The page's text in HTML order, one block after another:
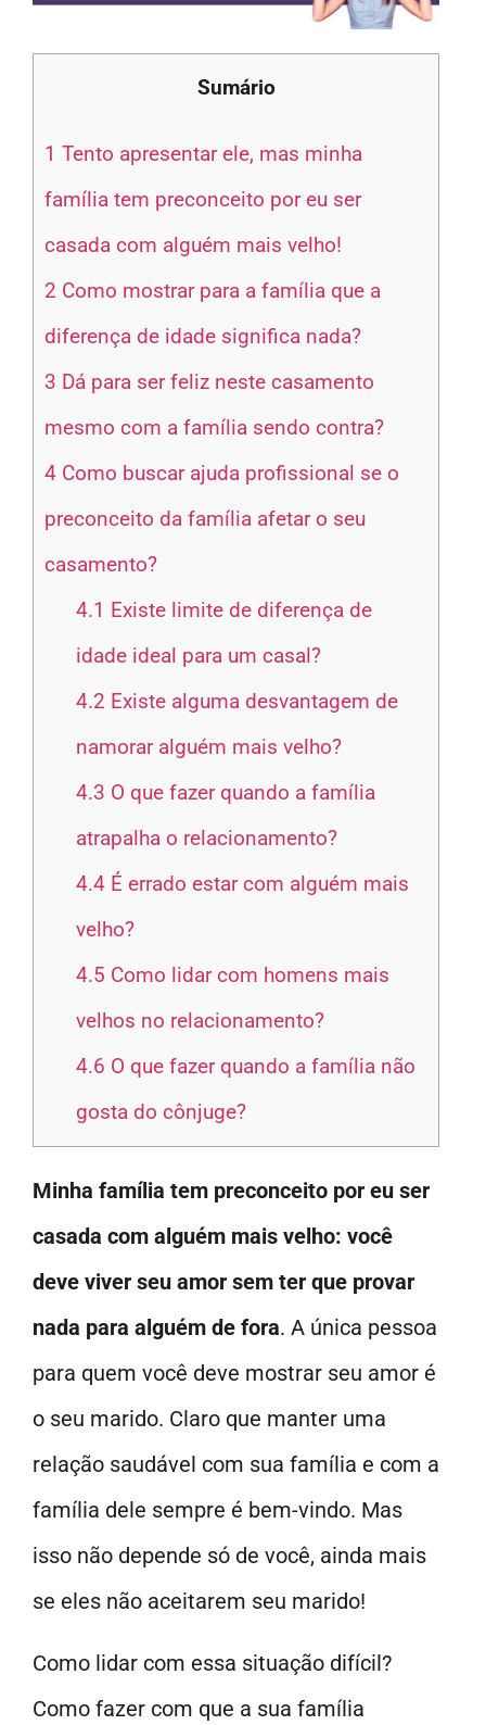
Sumário
1 Tento apresentar ele, mas minha
família tem preconceito por eu ser
casada com alguém mais velho!
2 Como mostrar para a família que a
diferença de idade significa nada?
3 Dá para ser feliz neste casamento
mesmo com a família sendo contra?
4 Como buscar ajuda profissional se o
preconceito da família afetar o seu
casamento?
4.1 Existe limite de diferença de
idade ideal para um casal?
4.2 Existe alguma desvantagem de
namorar alguém mais velho?
4.3 O que fazer quando a família
atrapalha o relacionamento?
4.4É errado estar com alguém mais
velho?
4.5 Como lidar com homens mais
velhos no relacionamento?
4.6 O que fazer quando a família não
gosta do cônjuge?
Minha família tem preconceito por eu ser
casada com alguém mais velho: você
deve viver seu amor sem ter que provar
nada para alguém de fora. A única pessoa
para quem você deve mostrar seu amor é
o seu marido. Claro que manter uma
relação saudável com sua família e com a
família dele sempre é bem-vindo. Mas
isso não depende só de você, ainda mais
se eles não aceitarem seu marido!
Como lidar com essa situação difícil?
Como fazer com que a sua família